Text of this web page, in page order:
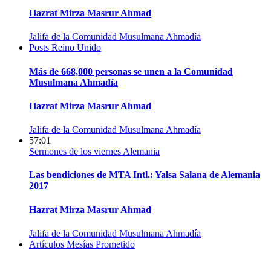
Hazrat Mirza Masrur Ahmad
Jalifa de la Comunidad Musulmana Ahmadía
Posts Reino Unido
Más de 668,000 personas se unen a la Comunidad
Musulmana Ahmadía
Hazrat Mirza Masrur Ahmad
Jalifa de la Comunidad Musulmana Ahmadía
57:01
Sermones de los viernes Alemania
Las bendiciones de MTA Intl.: Yalsa Salana de Alemania
2017
Hazrat Mirza Masrur Ahmad
Jalifa de la Comunidad Musulmana Ahmadía
Artículos Mesías Prometido